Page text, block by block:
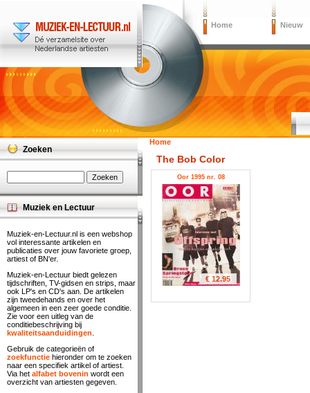
Home Nieuw
Home
The Bob Color
Oor 1995 nr. 08
€ 12.95
Zoeken
Muziek en Lectuur
Muziek-en-Lectuur.nl is een webshop
vol interessante artikelen en
publicaties over jouw favoriete groep,
artiest of BN'er.
Muziek-en-Lectuur biedt gelezen
tijdschriften, TV-gidsen en strips, maar
ook LP's en CD's aan. De artikelen
zijn tweedehands en over het
algemeen in een zeer goede conditie.
Zie voor een uitleg van de
conditiebeschrijving bij
kwaliteitsaanduidingen
Gebruik de categorieën of
zoekfunctie hieronder om te zoeken
naar een specifiek artikel of artiest.
Via het alfabet bovenin wordt een
overzicht van artiesten gegeven.